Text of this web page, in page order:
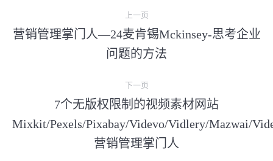
章
上一页
上
一
章：
营销管理掌门人—24麦肯锡Mckinsey-思考企业
问题的方法
下一页
下
一
7个无版权限制的视频素材网站
Mixkit/Pexels/Pixabay/Videvo/Vidlery/Mazwai/
营销管理掌门人